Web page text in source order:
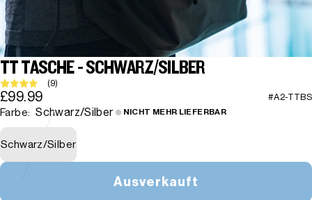
TT TASCHE - SCHWARZ/SILBER
(9)
£99.99 #A2-TTBS
Farbe: Schwarz/Silber NICHT MEHR LIEFERBAR
Schwarz/Silber
Ausverkauft